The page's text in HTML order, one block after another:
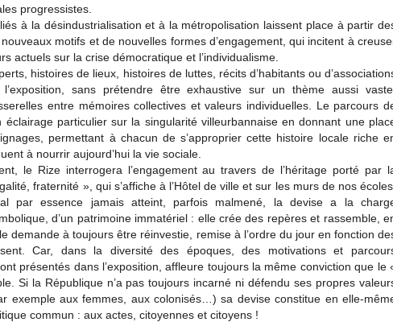
progressistes.
à la désindustrialisation et à la métropolisation laissent place à partir
motifs et de nouvelles formes d’engagement, qui incitent à
actuels sur la crise démocratique et l’individualisme.
histoires de lieux, histoires de luttes, récits d’habitants ou
l’exposition, sans prétendre être exhaustive sur un thème aussi vaste,
entre mémoires collectives et valeurs individuelles. Le parcours
éclairage particulier sur la singularité villeurbannaise en donnant une
permettant à chacun de s’approprier cette histoire locale riche
à nourrir aujourd’hui la vie sociale.
le Rize interrogera l’engagement au travers de l’héritage porté par
fraternité », qui s’affiche à l’Hôtel de ville et sur les murs de nos écoles.
par essence jamais atteint, parfois malmené, la devise a la
d’un patrimoine immatériel : elle crée des repères et rassemble,
demande à toujours être réinvestie, remise à l’ordre du jour en fonction
Car, dans la diversité des époques, des motivations et
présentés dans l’exposition, affleure toujours la même conviction que le
Si la République n’a pas toujours incarné ni défendu ses propres
exemple aux femmes, aux colonisés…) sa devise constitue en elle-
commun : aux actes, citoyennes et citoyens !